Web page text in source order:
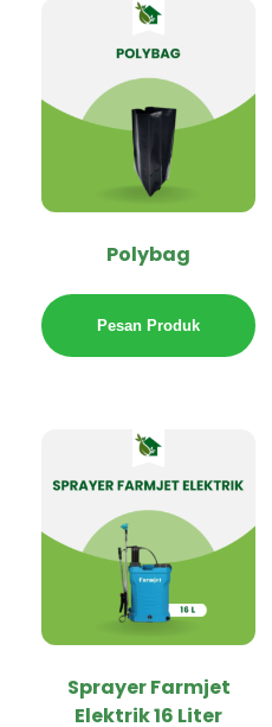
Polybag
Pesan Produk
Sprayer Farmjet
Elektrik 16 Liter